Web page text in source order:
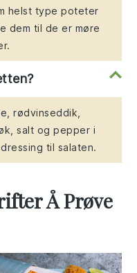
helst type poteter
dem til de er møre
rødvinseddik,
salt og pepper i
til salaten.
Å Prøve